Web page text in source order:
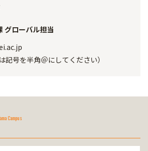
グローバル担当
記号を半角＠にしてください）
Campus